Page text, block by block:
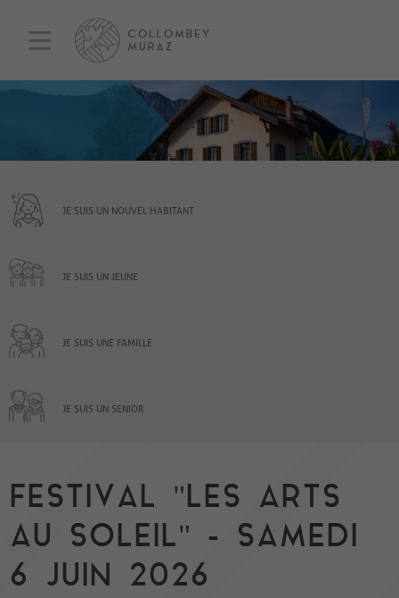
JE SUIS UN NOUVEL HABITANT
JE SUIS UN JEUNE
JE SUIS UNE FAMILLE
JE SUIS UN SENIOR
FESTIVAL "LES ARTS
AU SOLEIL" - SAMEDI
6 JUIN 2026